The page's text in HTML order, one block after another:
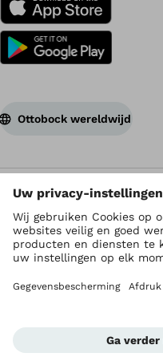
Ottobock wereldwijd
Auteursrecht ligt bij Ottobock
Instellingen privacy
Privacyverklaring
Imprint
Whistleblowing Unit